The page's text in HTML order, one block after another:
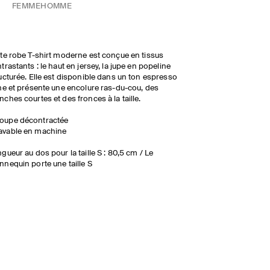
FEMMEHOMME
robe T-shirt moderne est conçue en tissus
: le haut en jersey, la jupe en popeline
Elle est disponible dans un ton espresso
et présente une encolure ras-du-cou, des
courtes et des fronces à la taille.
décontractée
en machine
au dos pour la taille S : 80,5 cm / Le
porte une taille S